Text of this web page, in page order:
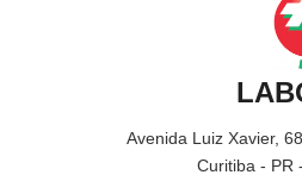
Avenida Luiz Xavier,
Curitiba - PR